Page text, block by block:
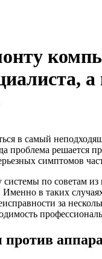
в самый
проблема решается
симптомов
по советам
Именно в таких
за